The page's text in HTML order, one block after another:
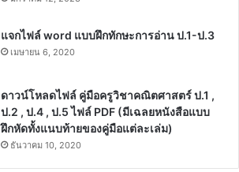
แจกไฟล์ word แบบฝึกทักษะการอ่าน ป.1-ป.3
เมษายน 6, 2020
ดาวน์โหลดไฟล์ คู่มือครูวิชาคณิตศาสตร์ ป.1 ,
ป.2 , ป.4 , ป.5 ไฟล์ PDF (มีเฉลยหนังสือแบบ
ฝึกหัดทั้งแนบท้ายของคู่มือแต่ละเล่ม)
ธันวาคม 10, 2020